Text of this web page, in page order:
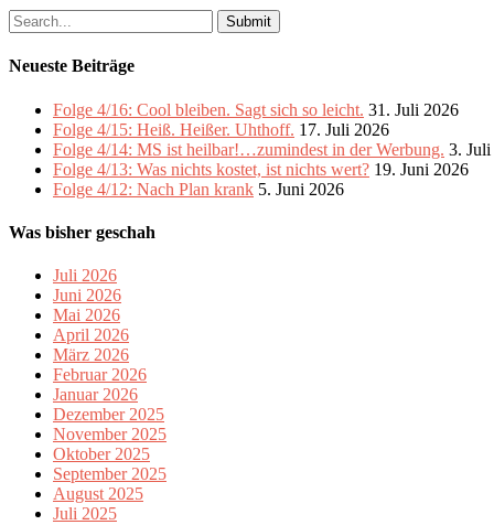
Search
for:
Neueste Beiträge
Folge 4/16: Cool bleiben. Sagt sich so leicht. 31. Juli 2026
Folge 4/15: Heiß. Heißer. Uhthoff. 17. Juli 2026
Folge 4/14: MS ist heilbar!…zumindest in der Werbung. 3.
Folge 4/13: Was nichts kostet, ist nichts wert? 19. Juni 2026
Folge 4/12: Nach Plan krank 5. Juni 2026
Was bisher geschah
Juli 2026
Juni 2026
Mai 2026
April 2026
März 2026
Februar 2026
Januar 2026
Dezember 2025
November 2025
Oktober 2025
September 2025
August 2025
Juli 2025